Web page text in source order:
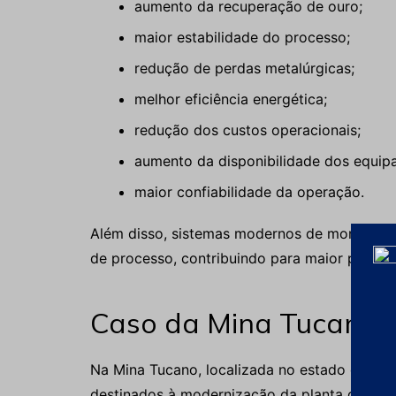
aumento da recuperação de ouro;
maior estabilidade do processo;
redução de perdas metalúrgicas;
melhor eficiência energética;
redução dos custos operacionais;
aumento da disponibilidade dos
maior confiabilidade da operação.
Além disso, sistemas modernos de
de processo, contribuindo para maior
Caso da Mina Tucano
Na Mina Tucano, localizada no estado do